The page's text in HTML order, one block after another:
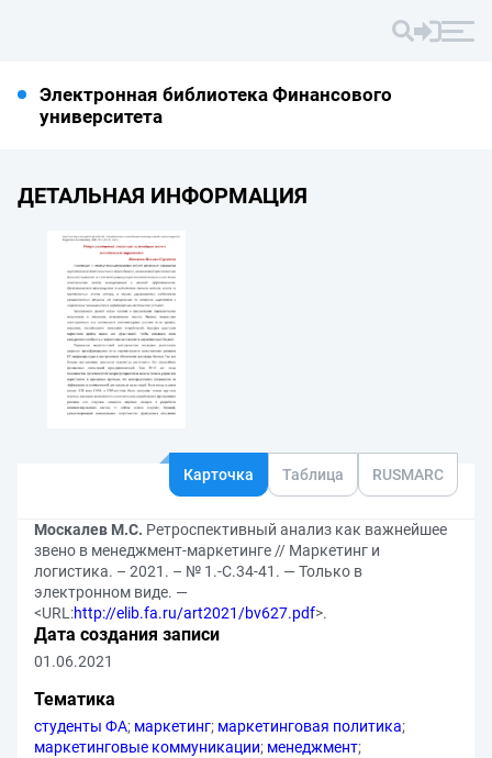
Электронная библиотека Финансового
университета
ДЕТАЛЬНАЯ ИНФОРМАЦИЯ
Карточка Таблица RUSMARC
Москалев М.С. Ретроспективный анализ как важнейшее
звено в менеджмент-маркетинге // Маркетинг и
логистика. – 2021. – № 1.-С.34-41. — Только в
электронном виде. —
<URL:http://elib.fa.ru/art2021/bv627.pdf>.
Дата создания записи
01.06.2021
Тематика
студенты ФА; маркетинг; маркетинговая политика;
маркетинговые коммуникации; менеджмент;